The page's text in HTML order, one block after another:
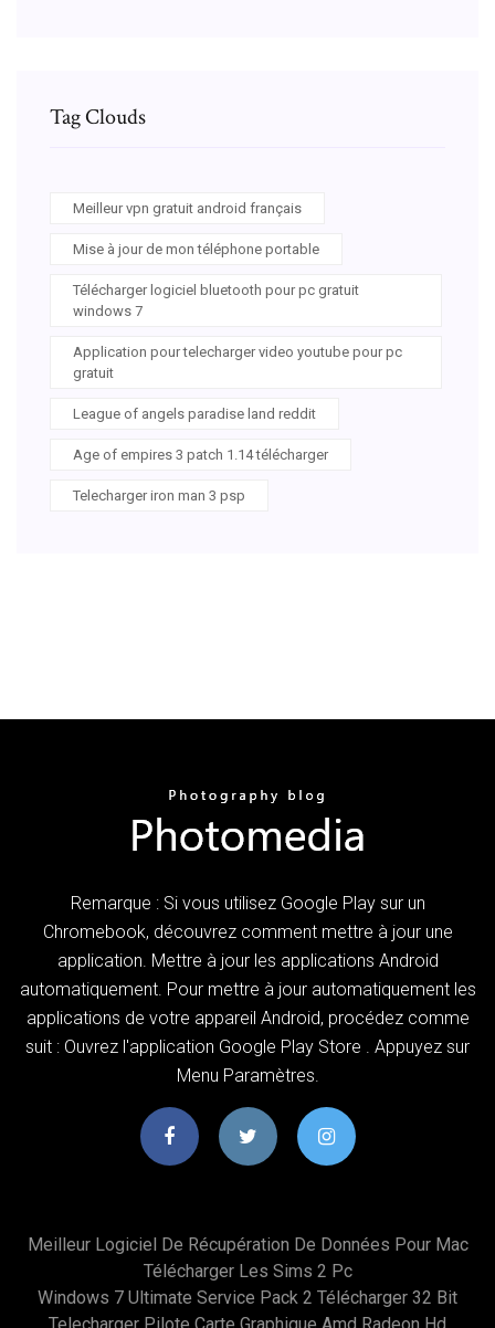
Tag Clouds
Meilleur vpn gratuit android français
Mise à jour de mon téléphone portable
Télécharger logiciel bluetooth pour pc gratuit
windows 7
Application pour telecharger video youtube pour pc
gratuit
League of angels paradise land reddit
Age of empires 3 patch 1.14 télécharger
Telecharger iron man 3 psp
Remarque : Si vous utilisez Google Play sur un
Chromebook, découvrez comment mettre à jour une
application. Mettre à jour les applications Android
automatiquement. Pour mettre à jour automatiquement les
applications de votre appareil Android, procédez comme
suit : Ouvrez l'application Google Play Store . Appuyez sur
Menu Paramètres.
Meilleur Logiciel De Récupération De Données Pour Mac
Télécharger Les Sims 2 Pc
Windows 7 Ultimate Service Pack 2 Télécharger 32 Bit